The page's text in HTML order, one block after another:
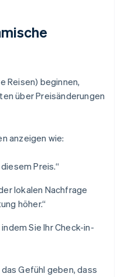
Reisen) beginnen,
über Preisänderungen
anzeigen wie:
Preis.“
lokalen Nachfrage
höher.“
Sie Ihr Check-in-
Gefühl geben, dass